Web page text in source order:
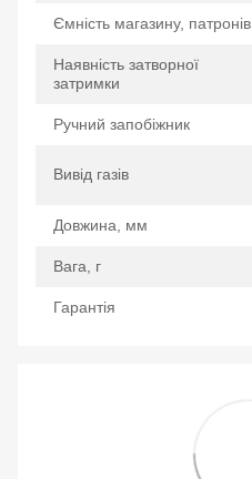
Ємність магазину, патронів
Наявність затворної
затримки
Ручний запобіжник
Вивід газів
Довжина, мм
Вага, г
Гарантія